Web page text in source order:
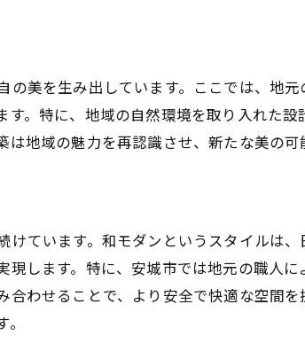
生する新しい建築スタイル
美を生み出しています。ここでは、地
。特に、地域の自然環境を取り入れた
地域の魅力を再認識させ、新たな美の可
ています。和モダンというスタイルは
します。特に、安城市では地元の職人
わせることで、より安全で快適な空間